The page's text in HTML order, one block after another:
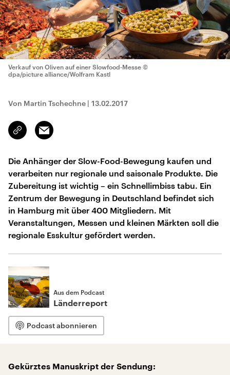
Verkauf von Oliven auf einer Slowfood-Messe ©
dpa/picture alliance/Wolfram Kastl
Von Martin Tschechne | 13.02.2017
Link
kopieren/teilen
Email
Die Anhänger der Slow-Food-Bewegung kaufen und
verarbeiten nur regionale und saisonale Produkte. Die
Zubereitung ist wichtig – ein Schnellimbiss tabu. Ein
Zentrum der Bewegung in Deutschland befindet sich
in Hamburg mit über 400 Mitgliedern. Mit
Veranstaltungen, Messen und kleinen Märkten soll die
regionale Esskultur gefördert werden.
Aus dem Podcast
Länderreport
Podcast abonnieren
Gekürztes Manuskript der Sendung: